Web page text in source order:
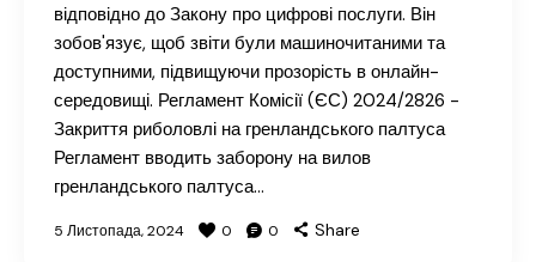
відповідно до Закону про цифрові послуги. Він
зобов'язує, щоб звіти були машиночитаними та
доступними, підвищуючи прозорість в онлайн-
середовищі. Регламент Комісії (ЄС) 2024/2826 -
Закриття риболовлі на гренландського палтуса
Регламент вводить заборону на вилов
гренландського палтуса…
5 Листопада, 2024 0 0 Share